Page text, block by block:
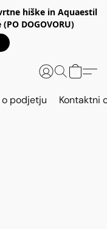
hiške in Aquaestil
DOGOVORU)
podjetju Kontaktni